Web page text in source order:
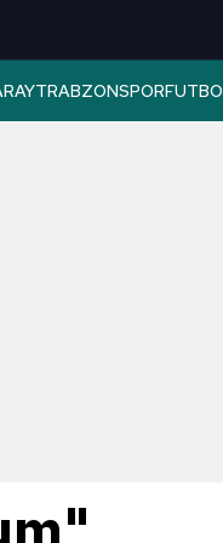
TRABZONSPOR